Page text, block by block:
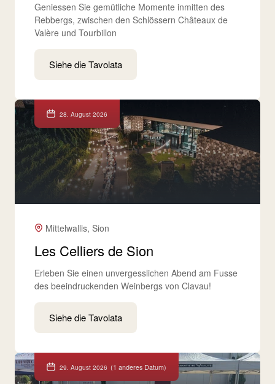
Geniessen Sie gemütliche Momente inmitten des
Rebbergs, zwischen den Schlössern Châteaux de
Valère und Tourbillon
Siehe die Tavolata
28. August 2026
Mittelwallis, Sion
Les Celliers de Sion
Erleben Sie einen unvergesslichen Abend am Fusse
des beeindruckenden Weinbergs von Clavau!
Siehe die Tavolata
29. August 2026 (1 anderes Datum)